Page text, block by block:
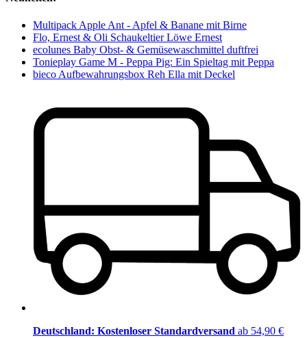
Multipack Apple Ant - Apfel & Banane mit Birne
Flo, Ernest & Oli Schaukeltier Löwe Ernest
ecolunes Baby Obst- & Gemüsewaschmittel duftfrei
Tonieplay Game M - Peppa Pig: Ein Spieltag mit Peppa
bieco Aufbewahrungsbox Reh Ella mit Deckel
Deutschland: Kostenloser Standardversand ab 54,90 €